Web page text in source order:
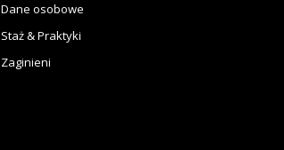
Dane osobowe
Staż & Praktyki
Zaginieni